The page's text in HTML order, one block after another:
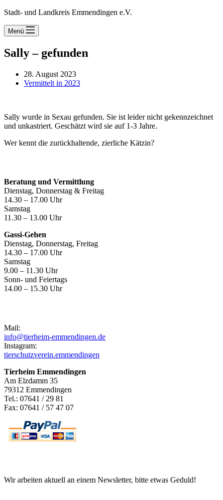
Stadt- und Landkreis Emmendingen e.V.
Menü
Sally – gefunden
28. August 2023
Vermittelt in 2023
Sally wurde in Sexau gefunden. Sie ist leider nicht gekennzeichnet
und unkastriert. Geschätzt wird sie auf 1-3 Jahre.
Wer kennt die zurückhaltende, zierliche Kätzin?
Beratung und Vermittlung
Dienstag, Donnerstag & Freitag
14.30 – 17.00 Uhr
Samstag
11.30 – 13.00 Uhr
Gassi-Gehen
Dienstag, Donnerstag, Freitag
14.30 – 17.00 Uhr
Samstag
9.00 – 11.30 Uhr
Sonn- und Feiertags
14.00 – 15.30 Uhr
Mail:
info@tierheim-emmendingen.de
Instagram:
tierschutzverein.emmendingen
Tierheim Emmendingen
Am Elzdamm 35
79312 Emmendingen
Tel.: 07641 / 29 81
Fax: 07641 / 57 47 07
Wir arbeiten aktuell an einem Newsletter, bitte etwas Geduld!